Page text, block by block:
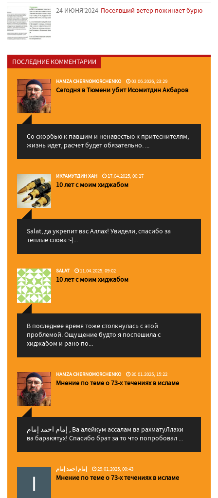
24 ИЮНЯ'2024 Посеявший ветер пожинает бурю
ПОСЛЕДНИЕ КОММЕНТАРИИ
HAMZA CHERNOMORCHENKO 03.06.2026, 23:29
Сегодня в Тюмени убит Исомитдин Акбаров
Со скорбью к павшим и ненавестью к притеснителям,
жизнь идет, расчет будет обязательно. ...
ИКРАМУТДИН ХАН 17.04.2025, 00:27
10 лет с моим хиджабом
Salat, да укрепит вас Аллаx! Увидели, спасибо за
теплые слова :-)...
SALAT 11.04.2025, 09:02
10 лет с моим хиджабом
В последнее время тоже столкнулась с этой
проблемой. Ощущение будто я поспешила с
хиджабом и рано по...
HAMZA CHERNOMORCHENKO 30.01.2025, 15:22
Мнение по теме о 73-х течениях в исламе
إمام احمد إمام , Ва алейкум ассалам ва рахматуЛлахи
ва баракятух! Спасибо брат за то что попробовал ...
إمام احمد إمام 29.01.2025, 00:43
Мнение по теме о 73-х течениях в исламе